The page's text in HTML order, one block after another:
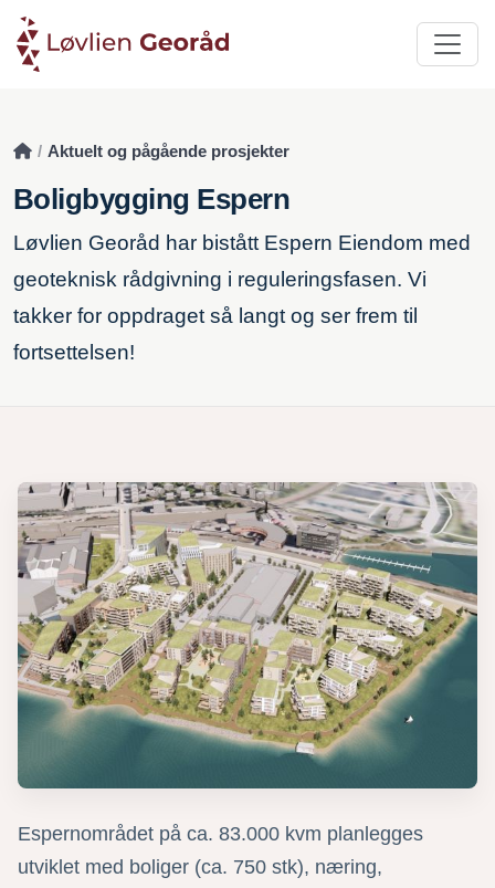
Aktuelt og pågående prosjekter
Boligbygging Espern
Løvlien Georåd har bistått Espern Eiendom med
geoteknisk rådgivning i reguleringsfasen. Vi
takker for oppdraget så langt og ser frem til
fortsettelsen!
Espernområdet på ca. 83.000 kvm planlegges
utviklet med boliger (ca. 750 stk), næring,